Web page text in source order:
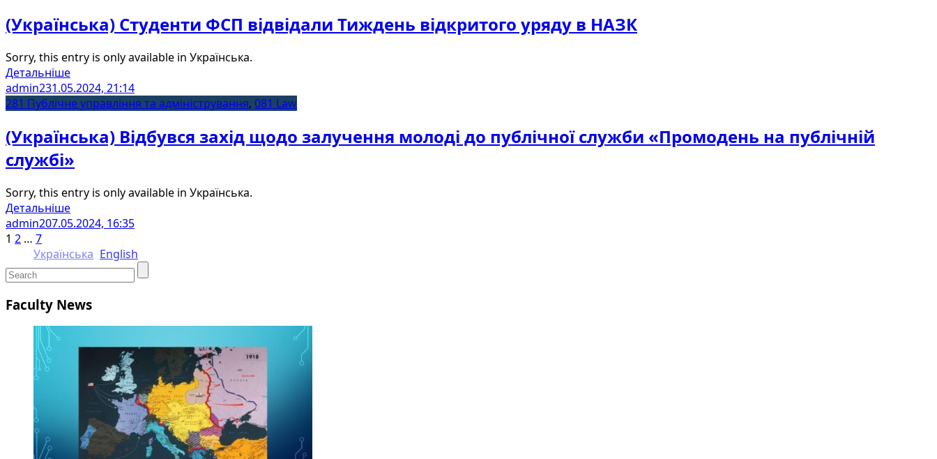
(Українська) Студенти ФСП відвідали Тиждень відкритого уряду в НАЗК
Sorry, this entry is only available in Українська.
Детальніше
admin231.05.2024, 21:14
281 Публічне управління та адміністрування, 081 Law
(Українська) Відбувся захід щодо залучення молоді до публічної служби «Промодень на публічній
службі»
Sorry, this entry is only available in Українська.
Детальніше
admin207.05.2024, 16:35
1 2 … 7
Українська English
Faculty News